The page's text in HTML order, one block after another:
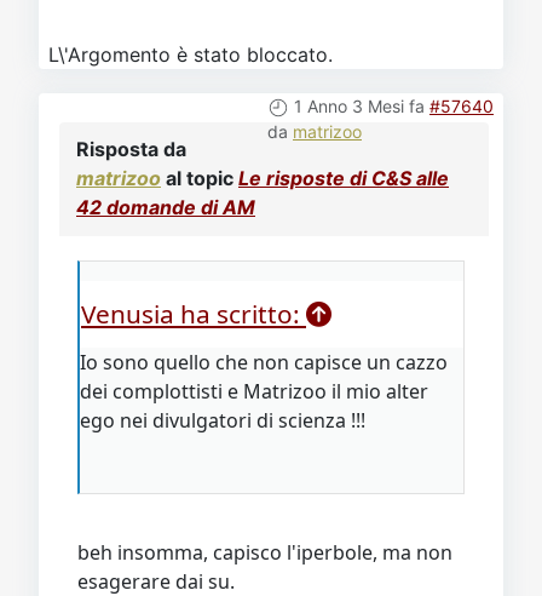
L\'Argomento è stato bloccato.
1 Anno 3 Mesi fa #57640
da matrizoo
Risposta da
matrizoo al topic Le risposte di C&S alle
42 domande di AM
Venusia ha scritto:
Io sono quello che non capisce un cazzo
dei complottisti e Matrizoo il mio alter
ego nei divulgatori di scienza !!!
beh insomma, capisco l'iperbole, ma non
esagerare dai su.